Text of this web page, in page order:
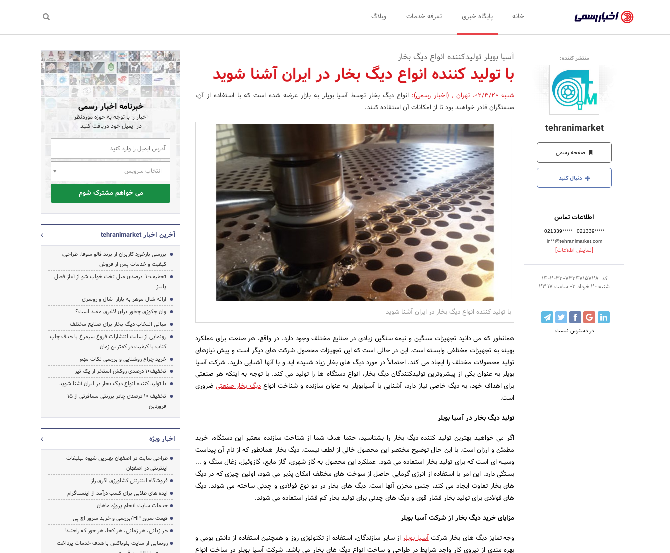
رسمی
-
اخبار
تایید
شده
شرکت‌ها،
سازمان‌ها
و
روابط
عمومی‌ها
خانه پایگاه خبری تعرفه خدمات وبلاگ
منتشر کننده:
tehranimarket
صفحه رسمی
دنبال کنید
اطلاعات تماس
021339***** - 021339*****
in**@tehranimarket.com
[نمایش اطلاعات]
کد: 140203207324715728
شنبه 20 خرداد 02 ساعت 23:17
در دسترس نیست
آسیا بویلر تولیدکننده انواع دیگ بخار
با تولید کننده انواع دیگ بخار در ایران آشنا شوید
شنبه 02/3/20 ، تهران ,(اخبار رسمی):انواع دیگ بخار توسط آسیا بویلر به بازار عرضه شده است که با استفاده از آن،
صنعتگران قادر خواهند بود تا از امکانات آن استفاده کنند.
با تولید کننده انواع دیگ بخار در ایران آشنا شوید
همانطور که می دانید تجهیزات سنگین و نیمه سنگین زیادی در صنایع مختلف وجود دارد. در واقع، هر صنعت برای عملکرد
بهینه به تجهیزات مختلفی وابسته است. این در حالی است که این تجهیزات محصول شرکت های دیگر است و پیش نیازهای
تولید محصولات مختلف را ایجاد می کند. احتمالاً در مورد دیگ های بخار زیاد شنیده اید و با آنها آشنایی دارید. شرکت آسیا
بویلر به عنوان یکی از پیشروترین تولیدکنندگان دیگ بخار، انواع دستگاه ها را تولید می کند. با توجه به اینکه هر صنعتی
برای اهداف خود، به دیگ خاصی نیاز دارد، آشنایی با آسیابویلر به عنوان سازنده و شناخت انواعدیگ بخار صنعتیضروری
است.
تولید دیگ بخار در آسیا بویلر
اگر می خواهید بهترین تولید کننده دیگ بخار را بشناسید، حتما هدف شما از شناخت سازنده معتبر این دستگاه، خرید
مطمئن و ارزان است. با این حال توضیح مختصر این محصول خالی از لطف نیست. دیگ بخار همانطور که از نام آن پیداست
وسیله ای است که برای تولید بخار استفاده می شود. عملکرد این محصول به گاز شهری، گاز مایع، گازوئیل، زغال سنگ و ...
بستگی دارد. این امر با استفاده از انرژی گرمایی حاصل از سوخت های مختلف امکان پذیر می شود، اولین چیزی که در دیگ
های بخار تفاوت ایجاد می کند، جنس مخزن آنها است. دیگ های بخار در دو نوع فولادی و چدنی ساخته می شوند. دیگ
های فولادی برای تولید بخار فشار قوی و دیگ های چدنی برای تولید بخار کم فشار استفاده می شوند.
مزایای خرید دیگ بخار از شرکت آسیا بویلر
وجه تمایز دیگ های بخار شرکتآسیا بویلراز سایر سازندگان، استفاده از تکنولوژی روز و همچنین استفاده از دانش بومی و
بهره مندی از نیروی کار واجد شرایط در طراحی و ساخت انواع دیگ های بخار می باشد. شرکت آسیا بویلر در ساخت انواع
خبرنامه اخبار رسمی
اخبار را با توجه به حوزه موردنظر
در ایمیل خود دریافت کنید
انتخاب سرویس
می خواهم مشترک شوم
آخرین اخبار tehranimarket
بررسی بازخورد کاربران از برند فالو سوفا؛ طراحی،
کیفیت و خدمات پس از فروش
تخفیف‌10 درصدی مبل تخت خواب شو از آغاز فصل
پاییز
ارائه شال موهر به بازار شال و روسری
وان جکوزی چطور برای لاغری مفید است؟
مبانی انتخاب دیگ بخار برای صنایع مختلف
رونمایی از سایت انتشارات فروغ سیمرغ با هدف چاپ
کتاب با کیفیت در کمترین زمان
خرید چراغ روشنایی و بررسی نکات مهم
تخفیف‌10 درصدی روکش استخر از یک تیر
با تولید کننده انواع دیگ بخار در ایران آشنا شوید
تخفیف‌ 10 درصدی چادر برزنتی مسافرتی از 15
فروردین
اخبار ویژه
طراحی سایت در اصفهان بهترین شیوه تبلیغات
اینترنتی در اصفهان
فروشگاه اینترنتی کشاورزی اگری راز
ایده های طلایی برای کسب درآمد از اینستاگرام
خدمات سایت انجام پروژه ماهان
قیمت سرور HP/بررسی و خرید سرور اچ پی
هر زبانی، هر زمانی، هر کجا، هر جور که راحتید!
رونمایی از سایت بلوباکس با هدف خدمات پرداخت